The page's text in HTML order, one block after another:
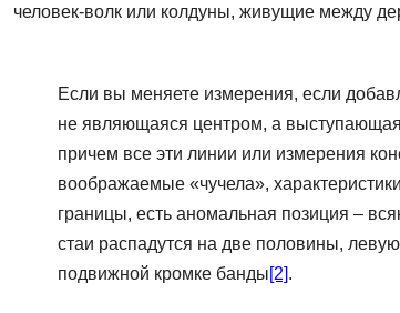
человек-волк или колдуны, живущие между
Если вы меняете измерения, если
не являющаяся центром, а
причем все эти линии или измерения
воображаемые «чучела»,
границы, есть аномальная позиция –
стаи распадутся на две половины,
подвижной кромке банды[2].